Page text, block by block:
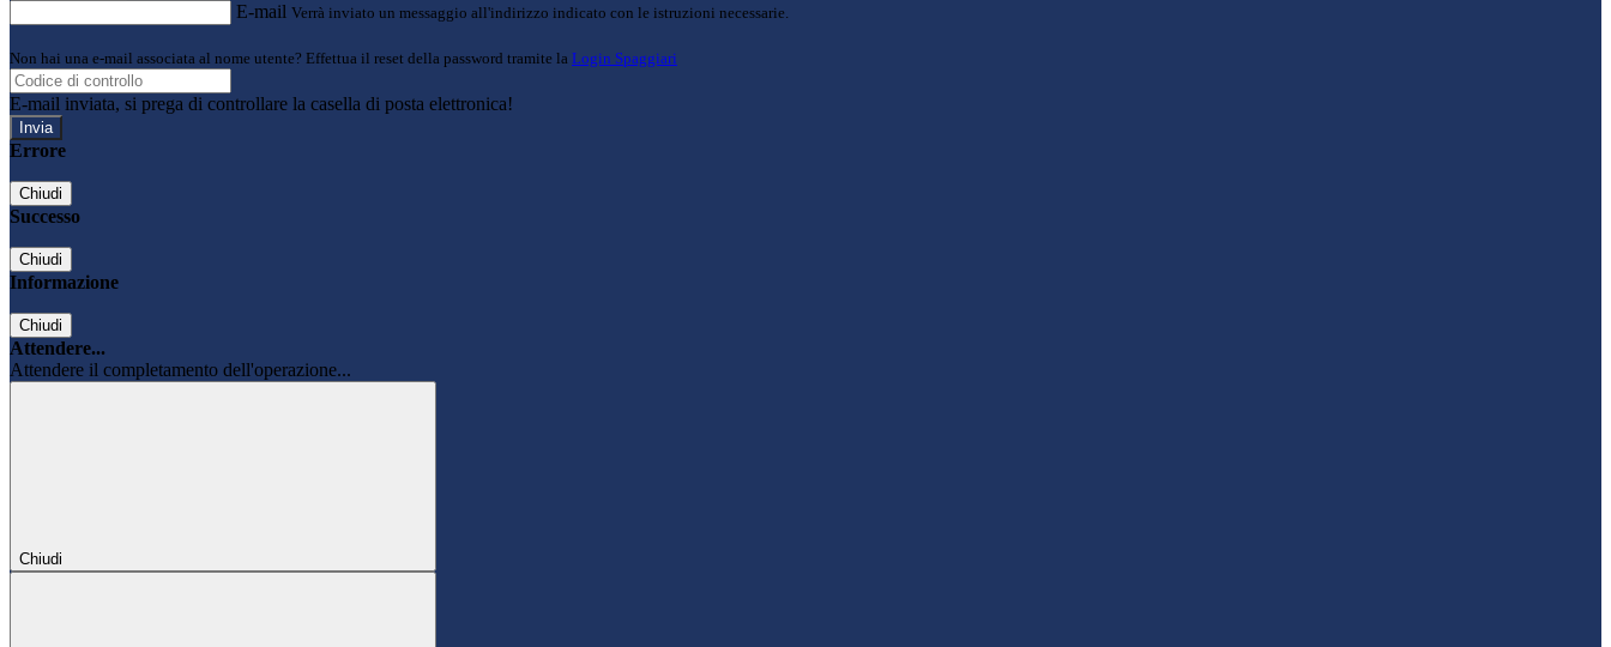
E-mail Verrà inviato un messaggio all'indirizzo indicato con le istruzioni necessarie.
Non hai una e-mail associata al nome utente? Effettua il reset della password tramite la Login Spaggiari
E-mail inviata, si prega di controllare la casella di posta elettronica!
Errore
Chiudi
Successo
Chiudi
Informazione
Chiudi
Attendere...
Attendere il completamento dell'operazione...
Chiudi